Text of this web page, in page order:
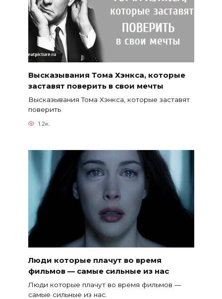
Высказывания Тома Хэнкса, которые
заставят поверить в свои мечты
Высказывания Тома Хэнкса, которые заставят
поверить
1.2к.
Люди которые плачут во время
фильмов — самые сильные из нас
Люди которые плачут во время фильмов —
самые сильные из нас.